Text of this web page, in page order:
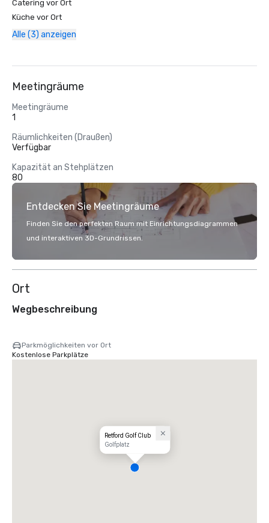
Catering vor Ort
Küche vor Ort
Alle (3) anzeigen
Meetingräume
Meetingräume
1
Räumlichkeiten (Draußen)
Verfügbar
Kapazität an Stehplätzen
80
Entdecken Sie Meetingräume
Finden Sie den perfekten Raum mit Einrichtungsdiagrammen
und interaktiven 3D-Grundrissen.
Ort
Wegbeschreibung
Parkmöglichkeiten vor Ort
Kostenlose Parkplätze
Retford Golf Club
Golfplatz